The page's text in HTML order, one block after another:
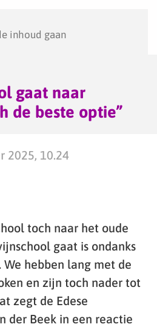
inhoud gaan
gaat naar
de beste optie”
2025, 10.24
toch naar het oude
gaat is ondanks
hebben lang met de
en zijn toch nader tot
zegt de Edese
der Beek in een reactie